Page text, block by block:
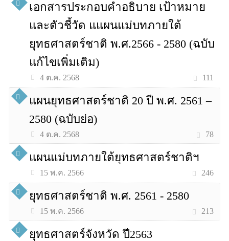
เอกสารประกอบคำอธิบาย เป้าหมาย
และตัวชี้วัด แแผนแม่บทภายใต้
ยุทธศาสตร์ชาติ พ.ศ.2566 - 2580 (ฉบับ
แก้ไขเพิ่มเติม)
4 ต.ค. 2568 111
แผนยุทธศาสตร์ชาติ 20 ปี พ.ศ. 2561 –
2580 (ฉบับย่อ)
4 ต.ค. 2568 78
แผนแม่บทภายใต้ยุทธศาสตร์ชาติฯ
15 พ.ค. 2566 246
ยุทธศาสตร์ชาติ พ.ศ. 2561 - 2580
15 พ.ค. 2566 213
ยุทธศาสตร์จังหวัด ปี2563